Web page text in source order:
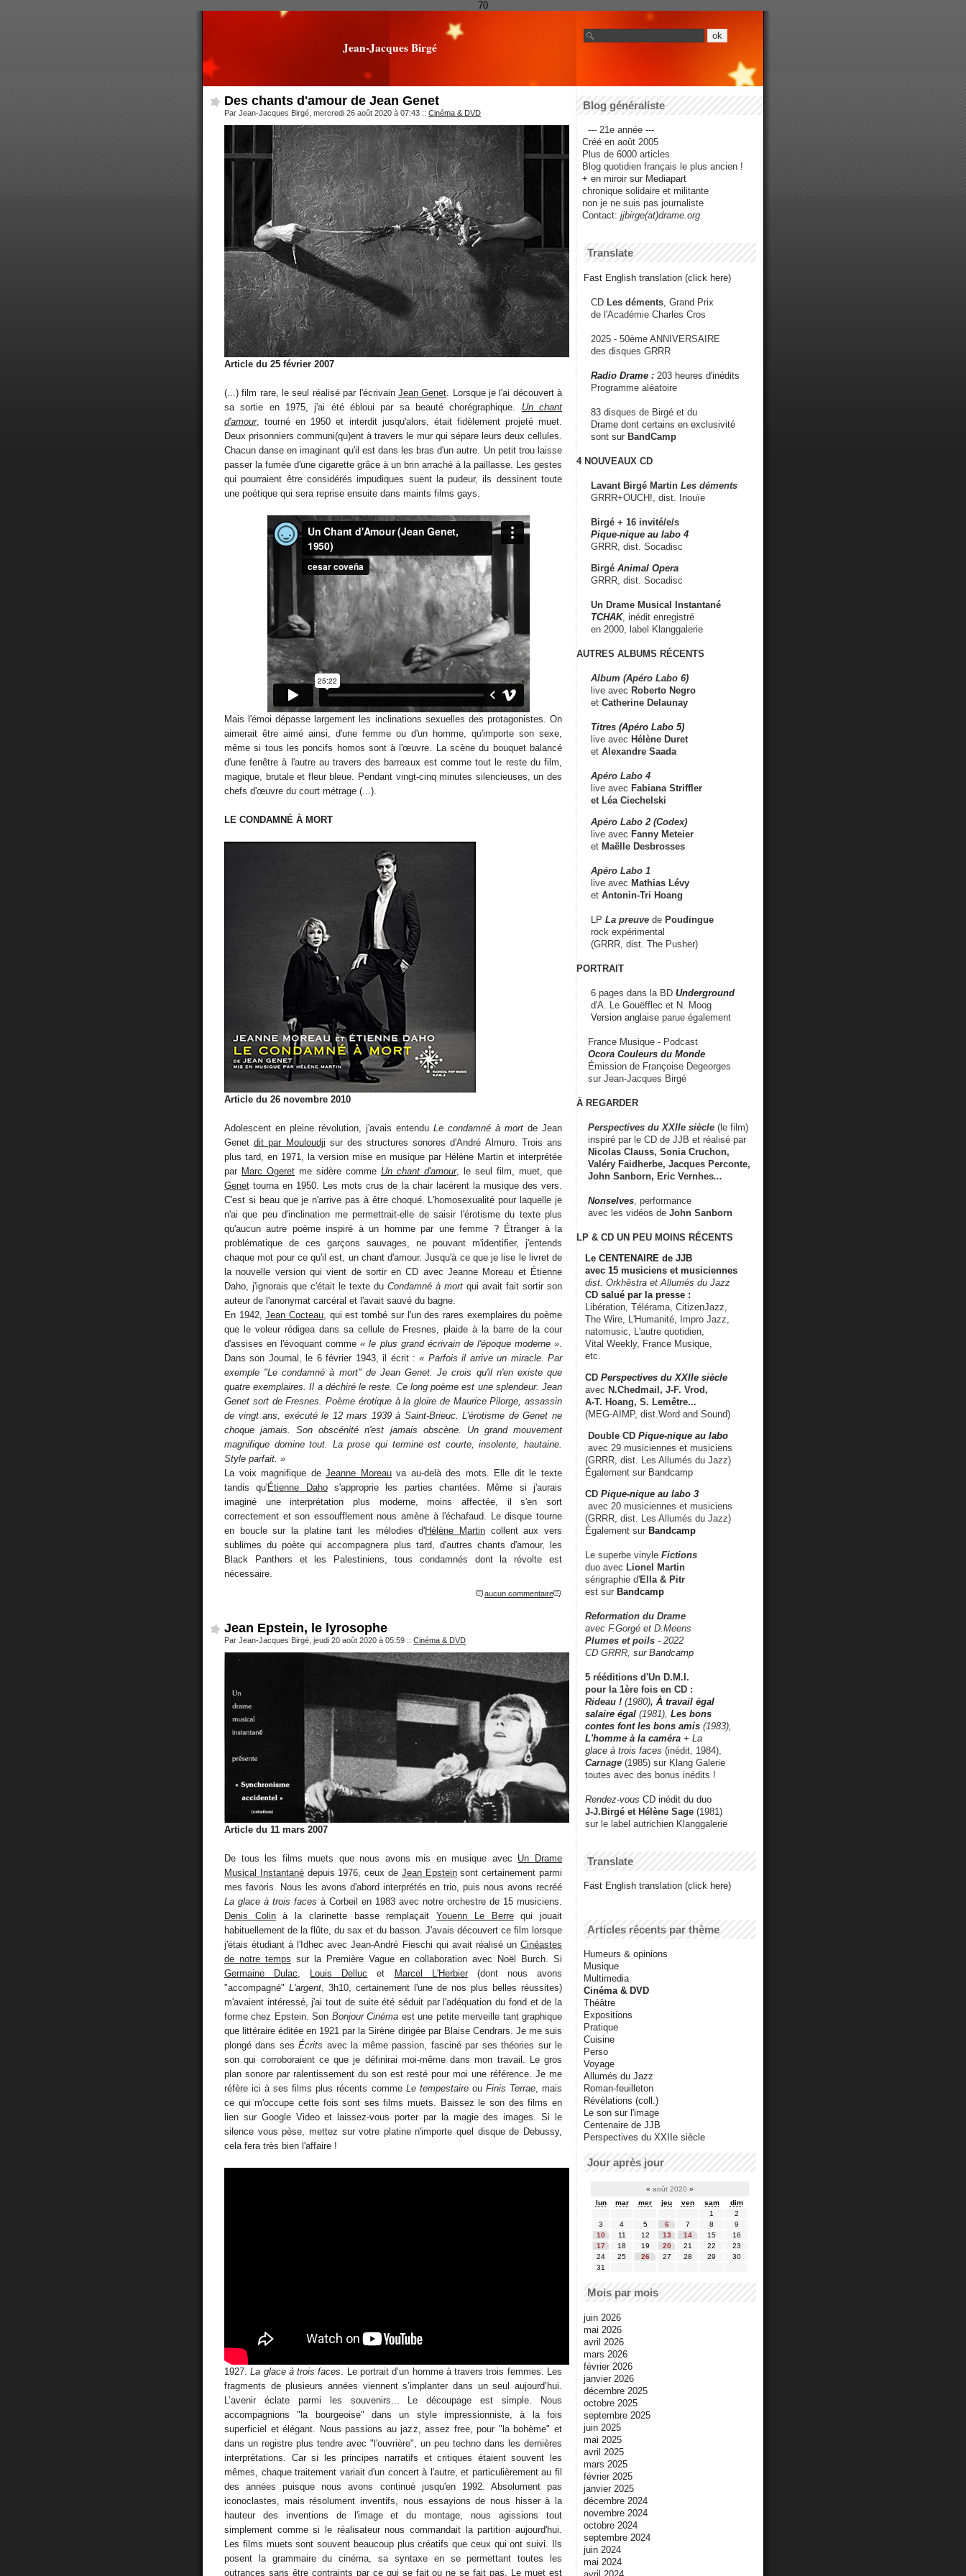
70
Jean-Jacques Birgé
Des chants d'amour de Jean Genet
Par Jean-Jacques Birgé, mercredi 26 août 2020 à 07:43 :: Cinéma & DVD
Article du 25 février 2007
(...) film rare, le seul réalisé par l'écrivain Jean Genet . Lorsque je l'ai découvert à
sa sortie en 1975, j'ai été ébloui par sa beauté chorégraphique. Un chant
d'amour, tourné en 1950 et interdit jusqu'alors, était fidèlement projeté muet.
Deux prisonniers communi(qu)ent à travers le mur qui sépare leurs deux cellules.
Chacun danse en imaginant qu'il est dans les bras d'un autre. Un petit trou laisse
passer la fumée d'une cigarette grâce à un brin arraché à la paillasse. Les gestes
qui pourraient être considérés impudiques suent la pudeur, ils dessinent toute
une poétique qui sera reprise ensuite dans maints films gays.
Mais l'émoi dépasse largement les inclinations sexuelles des protagonistes. On
aimerait être aimé ainsi, d'une femme ou d'un homme, qu'importe son sexe,
même si tous les poncifs homos sont à l'œuvre. La scène du bouquet balancé
d'une fenêtre à l'autre au travers des barreaux est comme tout le reste du film,
magique, brutale et fleur bleue. Pendant vingt-cinq minutes silencieuses, un des
chefs d'œuvre du court métrage (...).
LE CONDAMNÉ À MORT
Article du 26 novembre 2010
Adolescent en pleine révolution, j'avais entendu Le condamné à mort de Jean
Genetdit par Mouloudji sur des structures sonores d'André Almuro. Trois ans
plus tard, en 1971, la version mise en musique par Hélène Martin et interprétée
par Marc Ogeret me sidère comme Un chant d'amour, le seul film, muet, que
Genet tourna en 1950. Les mots crus de la chair lacèrent la musique des vers.
C'est si beau que je n'arrive pas à être choqué. L'homosexualité pour laquelle je
n'ai que peu d'inclination me permettrait-elle de saisir l'érotisme du texte plus
qu'aucun autre poème inspiré à un homme par une femme ? Étranger à la
problématique de ces garçons sauvages, ne pouvant m'identifier, j'entends
chaque mot pour ce qu'il est, un chant d'amour. Jusqu'à ce que je lise le livret de
la nouvelle version qui vient de sortir en CD avec Jeanne Moreau et Étienne
Daho, j'ignorais que c'était le texte du Condamné à mort qui avait fait sortir son
auteur de l'anonymat carcéral et l'avait sauvé du bagne.
En 1942,Jean Cocteau , qui est tombé sur l'un des rares exemplaires du poème
que le voleur rédigea dans sa cellule de Fresnes, plaide à la barre de la cour
d'assises en l'évoquant comme« le plus grand écrivain de l'époque moderne »
Dans son Journal, le 6 février 1943, il écrit :« Parfois il arrive un miracle. Par
exemple "Le condamné à mort" de Jean Genet. Je crois qu'il n'en existe que
quatre exemplaires. Il a déchiré le reste. Ce long poème est une splendeur. Jean
Genet sort de Fresnes. Poème érotique à la gloire de Maurice Pilorge, assassin
de vingt ans, exécuté le 12 mars 1939 à Saint-Brieuc. L'érotisme de Genet ne
choque jamais. Son obscénité n'est jamais obscène. Un grand mouvement
magnifique domine tout. La prose qui termine est courte, insolente, hautaine.
Style parfait. »
La voix magnifique deJeanne Moreauva au-delà des mots. Elle dit le texte
tandis qu'Étienne Dahos'approprie les parties chantées. Même si j'aurais
imaginé une interprétation plus moderne, moins affectée, il s'en sort
correctement et son essoufflement nous amène à l'échafaud. Le disque tourne
en boucle sur la platine tant les mélodies d'Hélène Martin collent aux vers
sublimes du poète qui accompagnera plus tard, d'autres chants d'amour, les
Black Panthers et les Palestiniens, tous condamnés dont la révolte est
nécessaire.
aucun commentaire
Jean Epstein, le lyrosophe
Par Jean-Jacques Birgé, jeudi 20 août 2020 à 05:59 :: Cinéma & DVD
Article du 11 mars 2007
De tous les films muets que nous avons mis en musique avec Un Drame
Musical Instantanédepuis 1976, ceux de Jean Epsteinsont certainement parmi
mes favoris. Nous les avons d'abord interprétés en trio, puis nous avons recréé
La glace à trois faces à Corbeil en 1983 avec notre orchestre de 15 musiciens.
Denis Colinà la clarinette basse remplaçaitYouenn Le Berrequi jouait
habituellement de la flûte, du sax et du basson. J'avais découvert ce film lorsque
j'étais étudiant à l'Idhec avec Jean-André Fieschi qui avait réalisé un Cinéastes
de notre temps sur la Première Vague en collaboration avec Noël Burch. Si
Germaine Dulac, Louis Delluc et Marcel L'Herbier(dont nous avons
"accompagné" L'argent, 3h10, certainement l'une de nos plus belles réussites)
m'avaient intéressé, j'ai tout de suite été séduit par l'adéquation du fond et de la
forme chez Epstein. Son Bonjour Cinéma est une petite merveille tant graphique
que littéraire éditée en 1921 par la Sirène dirigée par Blaise Cendrars. Je me suis
plongé dans sesÉcrits avec la même passion, fasciné par ses théories sur le
son qui corroboraient ce que je définirai moi-même dans mon travail. Le gros
plan sonore par ralentissement du son est resté pour moi une référence. Je me
réfère ici à ses films plus récents comme Le tempestaireou Finis Terrae, mais
ce qui m'occupe cette fois sont ses films muets. Baissez le son des films en
lien sur Google Video et laissez-vous porter par la magie des images. Si le
silence vous pèse, mettez sur votre platine n'importe quel disque de Debussy,
cela fera très bien l'affaire !
1927.La glace à trois faces. Le portrait d’un homme à travers trois femmes. Les
fragments de plusieurs années viennent s’implanter dans un seul aujourd’hui.
L’avenir éclate parmi les souvenirs... Le découpage est simple. Nous
accompagnions "la bourgeoise" dans un style impressionniste, à la fois
superficiel et élégant. Nous passions au jazz, assez free, pour "la bohème" et
dans un registre plus tendre avec "l'ouvrière", un peu techno dans les dernières
interprétations. Car si les principes narratifs et critiques étaient souvent les
mêmes, chaque traitement variait d'un concert à l'autre, et particulièrement au fil
des années puisque nous avons continué jusqu'en 1992. Absolument pas
iconoclastes, mais résolument inventifs, nous essayions de nous hisser à la
hauteur des inventions de l'image et du montage, nous agissions tout
simplement comme si le réalisateur nous commandait la partition aujourd'hui.
Les films muets sont souvent beaucoup plus créatifs que ceux qui ont suivi. Ils
posent la grammaire du cinéma, sa syntaxe en se permettant toutes les
outrances sans être contraints par ce qui se fait ou ne se fait pas. Le muet est
Blog généraliste
--- 21e année ---
Créé en août 2005
Plus de 6000 articles
Blog quotidien français le plus ancien !
+ en miroir sur Mediapart
chronique solidaire et militante
non je ne suis pas journaliste
Contact: jjbirge(at)drame.org
Translate
Fast English translation (click here)
CD Les déments , Grand Prix
de l'Académie Charles Cros
2025 - 50ème ANNIVERSAIRE
des disques GRRR
Radio Drame : 203 heures d'inédits
Programme aléatoire
83 disques de Birgé et du
Drame dont certains en exclusivité
sont sur BandCamp
4 NOUVEAUX CD
Lavant Birgé Martin Les déments
GRRR+OUCH!, dist. Inouïe
Birgé + 16 invité/e/s
Pique-nique au labo 4
GRRR, dist. Socadisc
Birgé Animal Opera
GRRR, dist. Socadisc
Un Drame Musical Instantané
TCHAK, inédit enregistré
en 2000, label Klanggalerie
AUTRES ALBUMS RÉCENTS
Album (Apéro Labo 6)
live avec Roberto Negro
et Catherine Delaunay
Titres (Apéro Labo 5)
live avec Hélène Duret
et Alexandre Saada
Apéro Labo 4
live avec Fabiana Striffler
et Léa Ciechelski
Apéro Labo 2 (Codex)
live avec Fanny Meteier
et Maëlle Desbrosses
Apéro Labo 1
live avec Mathias Lévy
et Antonin-Tri Hoang
LP La preuve de Poudingue
rock expérimental
(GRRR, dist. The Pusher)
PORTRAIT
6 pages dans la BD Underground
d'A. Le Gouëfflec et N. Moog
Version anglaise parue également
France Musique - Podcast
Ocora Couleurs du Monde
Émission de Françoise Degeorges
sur Jean-Jacques Birgé
À REGARDER
Perspectives du XXIIe siècle (le film)
inspiré par le CD de JJB et réalisé par
Nicolas Clauss, Sonia Cruchon,
Valéry Faidherbe, Jacques Perconte,
John Sanborn, Eric Vernhes...
Nonselves , performance
avec les vidéos de John Sanborn
LP & CD UN PEU MOINS RÉCENTS
Le CENTENAIRE de JJB
avec 15 musiciens et musiciennes
dist. Orkhêstra et Allumés du Jazz
CD salué par la presse :
Libération, Télérama, CitizenJazz,
The Wire, L'Humanité, Impro Jazz,
natomusic, L'autre quotidien,
Vital Weekly, France Musique,
etc.
CD Perspectives du XXIIe siècle
avec N.Chedmail, J-F. Vrod,
A-T. Hoang, S. Lemêtre...
(MEG-AIMP, dist.Word and Sound)
Double CD Pique-nique au labo
avec 29 musiciennes et musiciens
(GRRR, dist. Les Allumés du Jazz)
Également sur Bandcamp
CD Pique-nique au labo 3
avec 20 musiciennes et musiciens
(GRRR, dist. Les Allumés du Jazz)
Également sur Bandcamp
Le superbe vinyle Fictions
duo avec Lionel Martin
sérigraphie d'Ella & Pitr
est sur Bandcamp
Reformation du Drame
avec F.Gorgé et D.Meens
Plumes et poils - 2022
CD GRRR, sur Bandcamp
5 rééditions d'Un D.M.I.
pour la 1ère fois en CD :
Rideau ! (1980), À travail égal
salaire égal (1981), Les bons
contes font les bons amis (1983),
L'homme à la caméra + La
glace à trois faces (inédit, 1984),
Carnage (1985) sur Klang Galerie
toutes avec des bonus inédits !
Rendez-vous CD inédit du duo
J-J.Birgé et Hélène Sage (1981)
sur le label autrichien Klanggalerie
Translate
Fast English translation (click here)
Articles récents par thème
Humeurs & opinions
Musique
Multimedia
Cinéma & DVD
Théâtre
Expositions
Pratique
Cuisine
Perso
Voyage
Allumés du Jazz
Roman-feuilleton
Révélations (coll.)
Le son sur l'image
Centenaire de JJB
Perspectives du XXIIe siècle
Jour après jour
« août 2020 »
lun
mar mer jeu ven sam
dim
1
2
3
4 5 6 7 8
9
10
11 12 13 14 15
16
17
18 19 20 21 22
23
24
25 26 27 28 29
30
31
Mois par mois
juin 2026
mai 2026
avril 2026
mars 2026
février 2026
janvier 2026
décembre 2025
octobre 2025
septembre 2025
juin 2025
mai 2025
avril 2025
mars 2025
février 2025
janvier 2025
décembre 2024
novembre 2024
octobre 2024
septembre 2024
juin 2024
mai 2024